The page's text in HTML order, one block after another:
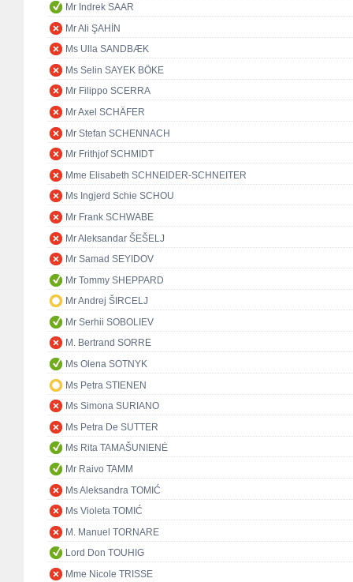
Mr Indrek SAAR
Mr Ali ŞAHİN
Ms Ulla SANDBÆK
Ms Selin SAYEK BÖKE
Mr Filippo SCERRA
Mr Axel SCHÄFER
Mr Stefan SCHENNACH
Mr Frithjof SCHMIDT
Mme Elisabeth SCHNEIDER-SCHNEITER
Ms Ingjerd Schie SCHOU
Mr Frank SCHWABE
Mr Aleksandar ŠEŠELJ
Mr Samad SEYIDOV
Mr Tommy SHEPPARD
Mr Andrej ŠIRCELJ
Mr Serhii SOBOLIEV
M. Bertrand SORRE
Ms Olena SOTNYK
Ms Petra STIENEN
Ms Simona SURIANO
Ms Petra De SUTTER
Ms Rita TAMAŠUNIENĖ
Mr Raivo TAMM
Ms Aleksandra TOMIĆ
Ms Violeta TOMIĆ
M. Manuel TORNARE
Lord Don TOUHIG
Mme Nicole TRISSE